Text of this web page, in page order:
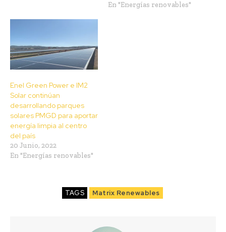
En "Energías renovables"
Enel Green Power e IM2
Solar continúan
desarrollando parques
solares PMGD para aportar
energía limpia al centro
del país
20 Junio, 2022
En "Energías renovables"
TAGS Matrix Renewables